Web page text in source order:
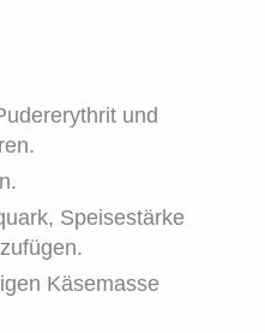
und
Speisestärke
Käsemasse